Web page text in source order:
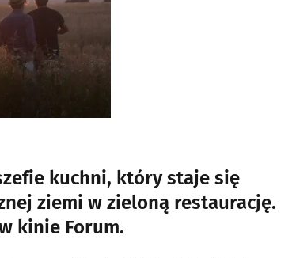
kuchni, który staje się
ziemi w zieloną restaurację.
kinie Forum.